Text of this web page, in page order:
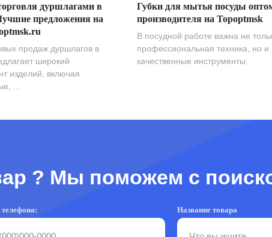
дуршлагами в
предложения на
продаж дуршлагов в
широкий
изделий, включая
...
Губки для мытья посуды
производителя на Topoptmsk
В посудной работе важна не
профессиональная техника, но и
качественные инструменты.
? Мы поможем с
Название товара